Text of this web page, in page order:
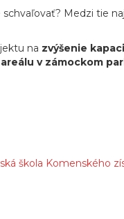
Medzi tie
na zvýšenie
v zámockom
škola Komenského